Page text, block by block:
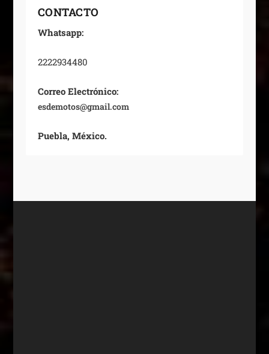
CONTACTO
Whatsapp:
2222934480
Correo Electrónico:
esdemotos@gmail.com
Puebla, México.